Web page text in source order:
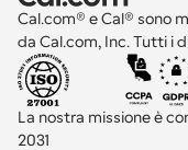
Cal.com® e Cal® sono
da Cal.com, Inc. Tutti i
La nostra missione è
2031